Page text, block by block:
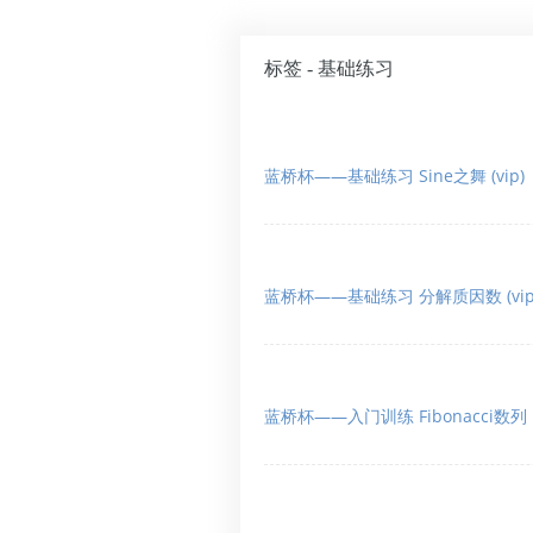
标签 - 基础练习
蓝桥杯——基础练习 Sine之舞 (vip)
蓝桥杯——基础练习 分解质因数
蓝桥杯——入门训练 Fibonacci数列